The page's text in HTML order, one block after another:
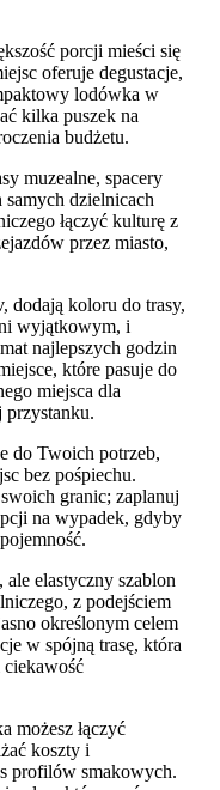
porcji mieści się
oferuje degustacje,
lodówka w
kilka puszek na
budżetu.
muzealne, spacery
dzielnicach
łączyć kulturę z
przez miasto,
dodają koloru do trasy,
wyjątkowym, i
najlepszych godzin
które pasuje do
miejsca dla
przystanku.
do Twoich potrzeb,
bez pośpiechu.
granic; zaplanuj
na wypadek, gdyby
elastyczny szablon
z podejściem
określonym celem
w spójną trasę, która
ciekawość
możesz łączyć
koszty i
profilów smakowych.